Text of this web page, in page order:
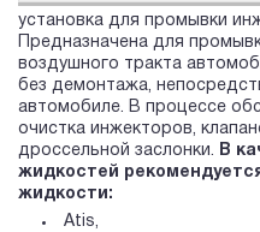
установка для промывки
Предназначена для
воздушного тракта
без демонтажа,
автомобиле. В процессе
очистка инжекторов,
дроссельной заслонки.
В
жидкостей
жидкости:
Atis,